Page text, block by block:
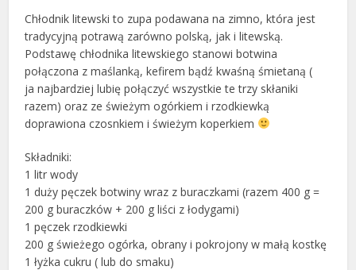
Chłodnik litewski to zupa podawana na zimno, która jest
tradycyjną potrawą zarówno polską, jak i litewską.
Podstawę chłodnika litewskiego stanowi botwina
połączona z maślanką, kefirem bądź kwaśną śmietaną (
ja najbardziej lubię połączyć wszystkie te trzy skłaniki
razem) oraz ze świeżym ogórkiem i rzodkiewką
doprawiona czosnkiem i świeżym koperkiem
Składniki:
1 litr wody
1 duży pęczek botwiny wraz z buraczkami (razem 400 g =
200 g buraczków + 200 g liści z łodygami)
1 pęczek rzodkiewki
200 g świeżego ogórka, obrany i pokrojony w małą kostkę
1 łyżka cukru ( lub do smaku)